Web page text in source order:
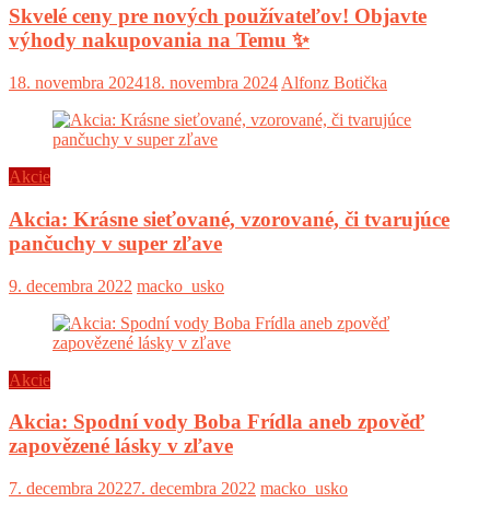
Skvelé ceny pre nových používateľov! Objavte
výhody nakupovania na Temu ✨
18. novembra 202418. novembra 2024 Alfonz Botička
Akcie
Akcia: Krásne sieťované, vzorované, či tvarujúce
pančuchy v super zľave
9. decembra 2022 macko_usko
Akcie
Akcia: Spodní vody Boba Frídla aneb zpověď
zapovězené lásky v zľave
7. decembra 20227. decembra 2022 macko_usko